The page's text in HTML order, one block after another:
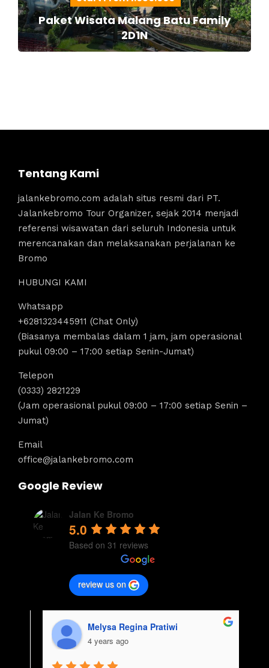
Paket Wisata Malang Batu Family
2D1N
Tentang Kami
jalankebromo.com adalah situs resmi dari PT.
Jalankebromo Tour Organizer, sejak 2014 menjadi
referensi wisawatan dari seluruh Indonesia untuk
merencanakan dan melaksanakan perjalanan ke
Bromo
HUBUNGI KAMI
Whatsapp
+6281323445911 (Chat Only)
(Biasanya membalas dalam 1 jam, jam operasional
pukul 09:00 – 17:00 setiap Senin-Jumat)
Telepon
(0333) 2821229
(Jam operasional pukul 09:00 – 17:00 setiap Senin –
Jumat)
Email
office@jalankebromo.com
Google Review
Jalan Ke Bromo
5.0
Based on 31 reviews
review us on
aisyah usman
4 years ago